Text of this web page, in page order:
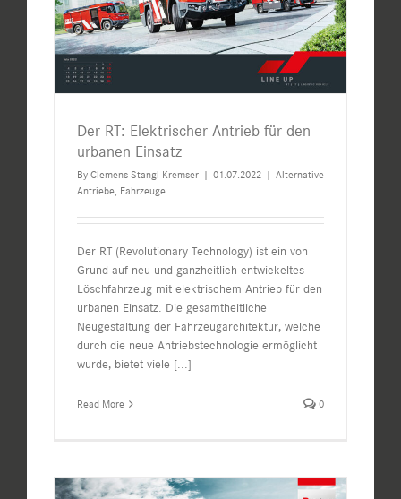
Der RT: Elektrischer Antrieb für den
urbanen Einsatz
By Clemens Stangl-Kremser | 01.07.2022 | Alternative
Antriebe, Fahrzeuge
Der RT (Revolutionary Technology) ist ein von
Grund auf neu und ganzheitlich entwickeltes
Löschfahrzeug mit elektrischem Antrieb für den
urbanen Einsatz. Die gesamtheitliche
Neugestaltung der Fahrzeugarchitektur, welche
durch die neue Antriebstechnologie ermöglicht
wurde, bietet viele [...]
Read More 0